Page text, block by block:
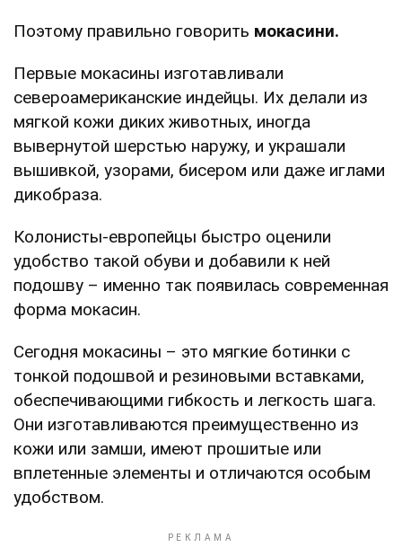
Поэтому правильно говорить мокасини.
Первые мокасины изготавливали
североамериканские индейцы. Их делали из
мягкой кожи диких животных, иногда
вывернутой шерстью наружу, и украшали
вышивкой, узорами, бисером или даже иглами
дикобраза.
Колонисты-европейцы быстро оценили
удобство такой обуви и добавили к ней
подошву – именно так появилась современная
форма мокасин.
Сегодня мокасины – это мягкие ботинки с
тонкой подошвой и резиновыми вставками,
обеспечивающими гибкость и легкость шага.
Они изготавливаются преимущественно из
кожи или замши, имеют прошитые или
вплетенные элементы и отличаются особым
удобством.